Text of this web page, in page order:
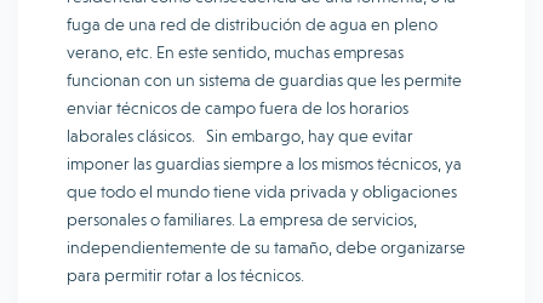
fuga de una red de distribución de agua en pleno
verano, etc. En este sentido, muchas empresas
funcionan con un sistema de guardias que les permite
enviar técnicos de campo fuera de los horarios
laborales clásicos. Sin embargo, hay que evitar
imponer las guardias siempre a los mismos técnicos, ya
que todo el mundo tiene vida privada y obligaciones
personales o familiares. La empresa de servicios,
independientemente de su tamaño, debe organizarse
para permitir rotar a los técnicos.